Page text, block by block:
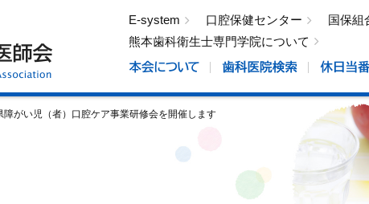
E-system 口腔保健センター
国保組
熊本歯科衛生士専門学院について
障がい児（者）口腔ケア事業研修会を開催します